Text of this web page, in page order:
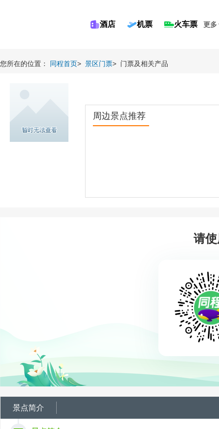
酒店 机票 火车票 更多
您所在的位置： 同程首页> 景区门票> 门票及相关产品
周边景点推荐
请
景点简介